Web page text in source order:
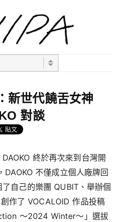
新世代饒舌女神
對談
終於再次來到台灣開
DAOKO 不僅成立個人廠牌回
自己的樂團 QUBIT、舉辦個
作了 VOCALOID 作品投稿
～2024 Winter～」選拔